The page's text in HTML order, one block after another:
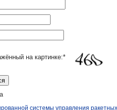
на картинке:*
системы управления